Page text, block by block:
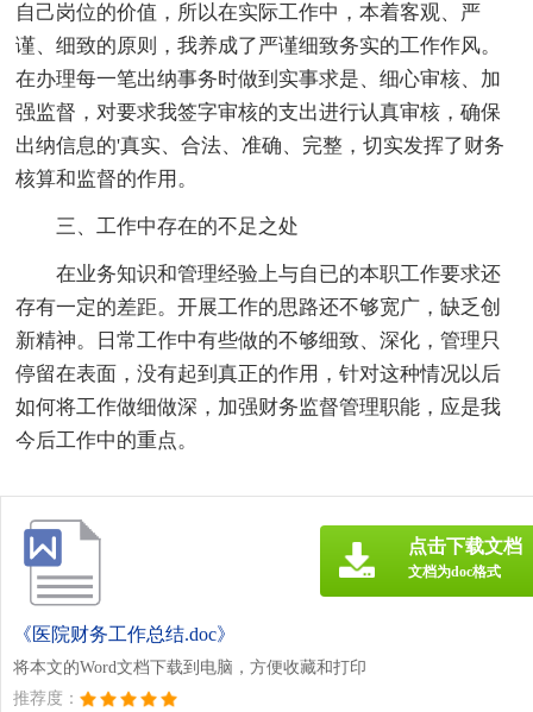
自己岗位的价值，所以在实际工作中，本着客观、严
谨、细致的原则，我养成了严谨细致务实的工作作风。
在办理每一笔出纳事务时做到实事求是、细心审核、加
强监督，对要求我签字审核的支出进行认真审核，确保
出纳信息的'真实、合法、准确、完整，切实发挥了财务
核算和监督的作用。
三、工作中存在的不足之处
在业务知识和管理经验上与自已的本职工作要求还
存有一定的差距。开展工作的思路还不够宽广，缺乏创
新精神。日常工作中有些做的不够细致、深化，管理只
停留在表面，没有起到真正的作用，针对这种情况以后
如何将工作做细做深，加强财务监督管理职能，应是我
今后工作中的重点。
《医院财务工作总结.doc》
将本文的Word文档下载到电脑，方便收藏和打印
推荐度：
点击下载文档
文档为doc格式